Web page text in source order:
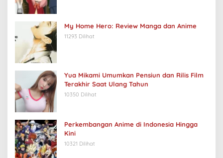
My Home Hero: Review Manga dan Anime
11293 Dilihat
Yua Mikami Umumkan Pensiun dan Rilis Film
Terakhir Saat Ulang Tahun
10350 Dilihat
Perkembangan Anime di Indonesia Hingga
Kini
10321 Dilihat